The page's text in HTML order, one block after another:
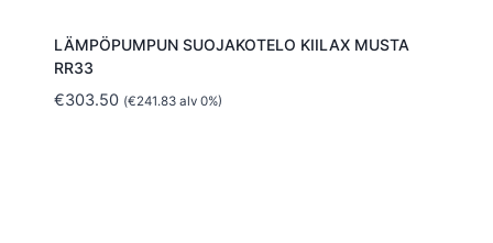
LÄMPÖPUMPUN SUOJAKOTELO KIILAX MUSTA
RR33
€303.50 (€241.83alv 0%)